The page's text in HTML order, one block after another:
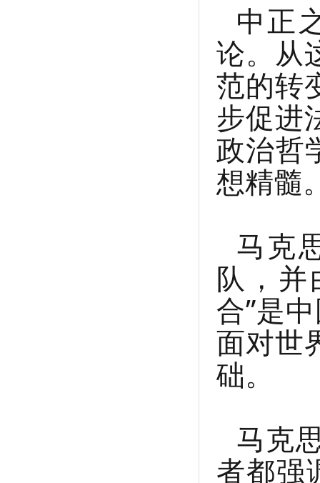
中正
论。从
范的转
步促进
政治哲
想精髓
马克
队，
合”是
面对世
础。
马克
者都强